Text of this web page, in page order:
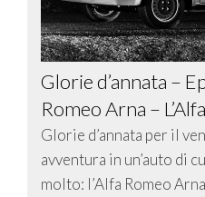
Glorie d’annata –
Romeo Arna –
Glorie d’annata per il
avventura in un’auto di
molto: l’Alfa Romeo